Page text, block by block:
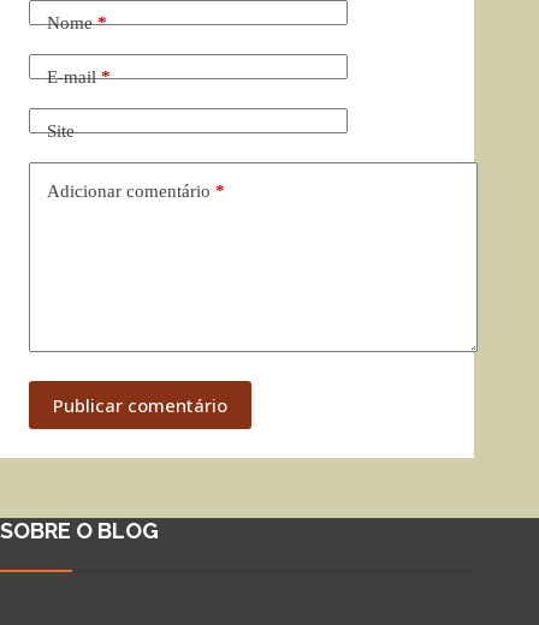
Nome*
E-mail*
Site
Adicionar comentário *
Publicar comentário
SOBRE O BLOG